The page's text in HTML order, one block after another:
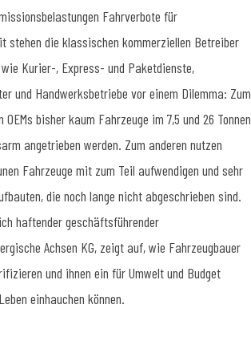
Fahrverbote für
stehen die klassischen kommerziellen Betreiber
Kurier-, Express- und Paketdienste,
und Handwerksbetriebe vor einem Dilemma: Zum
bisher kaum Fahrzeuge im 7,5 und 26 Tonnen
angetrieben werden. Zum anderen nutzen
Fahrzeuge mit zum Teil aufwendigen und sehr
die noch lange nicht abgeschrieben sind.
haftender geschäftsführender
Achsen KG, zeigt auf, wie Fahrzeugbauer
und ihnen ein für Umwelt und Budget
einhauchen können.